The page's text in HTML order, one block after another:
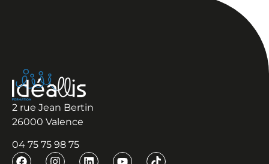
2 rue Jean Bertin
26000 Valence
04 75 75 98 75